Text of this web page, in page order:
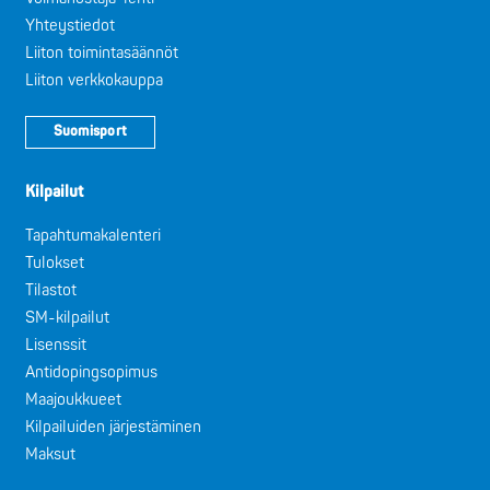
Yhteystiedot
Liiton toimintasäännöt
Liiton verkkokauppa
Suomisport
Kilpailut
Tapahtumakalenteri
Tulokset
Tilastot
SM-kilpailut
Lisenssit
Antidopingsopimus
Maajoukkueet
Kilpailuiden järjestäminen
Maksut